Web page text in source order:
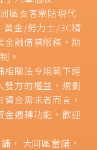
洲區支客票貼現代
黃金/勞力士/3C精
金融借貸服務，助
。
相關法令規範下經
雙方的權益，規劃
金需求者而言，
金週轉功能，歡迎
， 大同區當舖 ，